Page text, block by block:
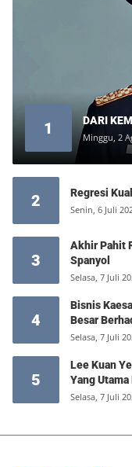
1 DARI
Minggu, 2
2 Regresi
Senin, 6 Juli
3
Akhir Pahit
Spanyol
Selasa, 7 Juli
4
Bisnis
Besar
Selasa, 7 Juli
5
Lee Kuan Yew Perdana Menteri Singapura
Yang
Selasa, 7 Juli